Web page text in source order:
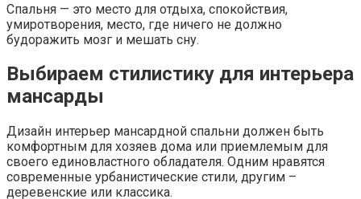
Спальня — это место для отдыха, спокойствия,
умиротворения, место, где ничего не должно
будоражить мозг и мешать сну.
Выбираем стилистику для интерьера
мансарды
Дизайн интерьер мансардной спальни должен быть
комфортным для хозяев дома или приемлемым для
своего единовластного обладателя. Одним нравятся
современные урбанистические стили, другим –
деревенские или классика.